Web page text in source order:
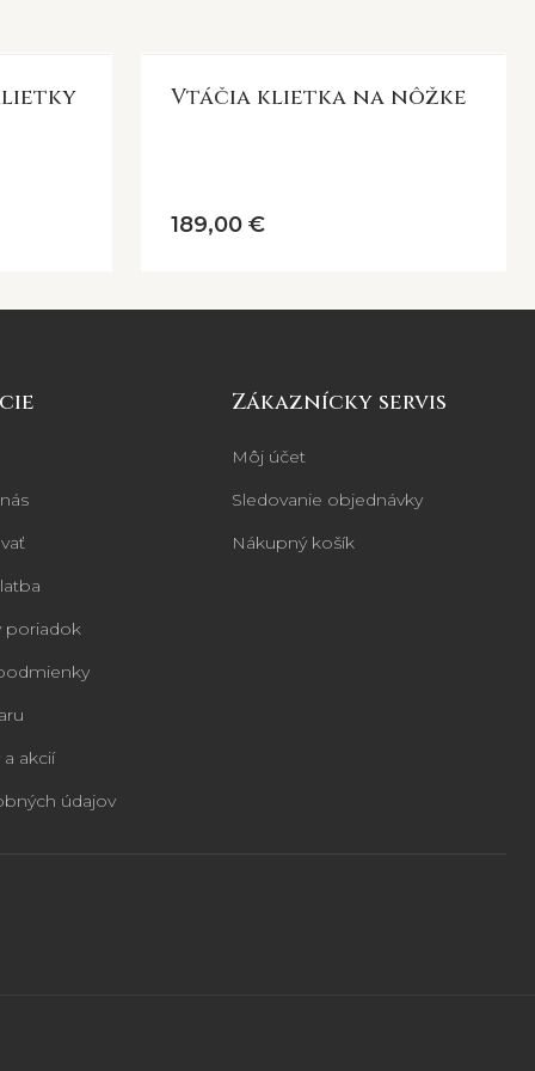
Vtáčia klietka na nôžke
189,00 €
poriadok
a akcií
údajov
Zákaznícky servis
Môj účet
Sledovanie objednávky
Nákupný košík